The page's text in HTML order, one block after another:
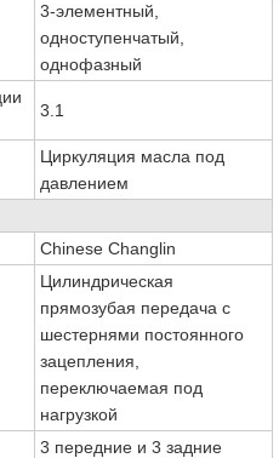
3-элементный,
одноступенчатый,
однофазный
3.1
Циркуляция масла под
давлением
Chinese Changlin
Цилиндрическая
прямозубая передача с
шестернями постоянного
зацепления,
переключаемая под
нагрузкой
3 передние и 3 задние